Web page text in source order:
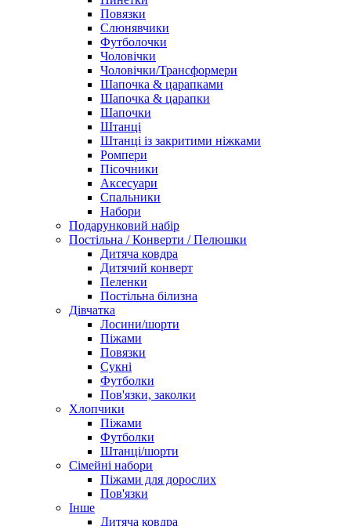
Повязки
Слюнявчики
Футболочки
Чоловічки
Чоловічки/Трансформери
Шапочка & царапками
Шапочка & царапки
Шапочки
Штанці
Штанці із закритими ніжками
Ромпери
Пісочники
Аксесуари
Спальники
Набори
Подарунковий набір
Постільна / Конверти / Пелюшки
Дитяча ковдра
Дитячий конверт
Пеленки
Постільна білизна
Дівчатка
Лосини/шорти
Піжами
Повязки
Сукні
Футболки
Пов'язки, заколки
Хлопчики
Піжами
Футболки
Штанці/шорти
Сімейні набори
Піжами для дорослих
Пов'язки
Інше
Дитяча ковдра